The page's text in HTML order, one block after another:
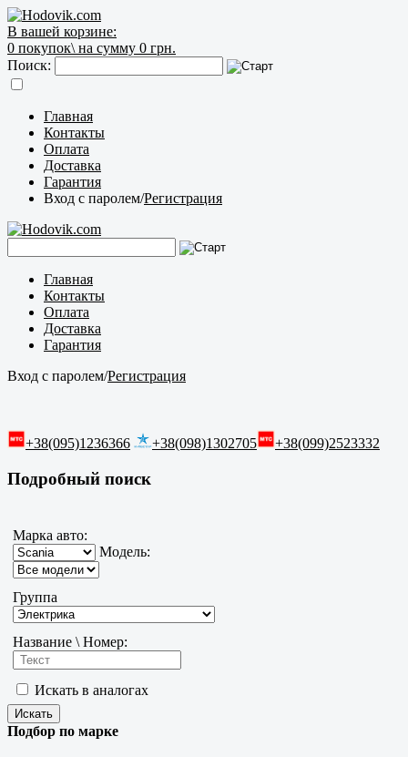
В вашей корзине:
0 покупок\ на сумму 0 грн.
Поиск:
Главная
Контакты
Оплата
Доставка
Гарантия
Вход с паролем/Регистрация
Главная
Контакты
Оплата
Доставка
Гарантия
Вход с паролем/Регистрация
+38(095)1236366 +38(098)1302705 +38(099)2523332
Подробный поиск
Марка авто:
Модель:
Группа
Название \ Номер:
Искать в аналогах
Подбор по марке